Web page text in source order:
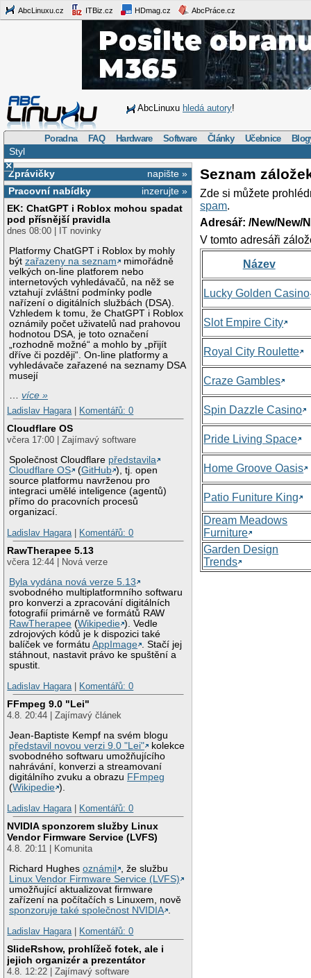
AbcLinuxu.cz ITBiz.cz HDmag.cz AbcPráce.cz
AbcLinuxu hledá autory!
Poradna FAQ Hardware Software Články Učebnice
Styl
×
napište »
Zprávičky
inzerujte »
Pracovní nabídky
EK: ChatGPT i Roblox mohou spadat
pod přísnější pravidla
dnes 08:00 | IT novinky
Platformy ChatGPT i Roblox by mohly
býtzařazeny na seznam
mimořádně
velkých on-line platforem nebo
internetových vyhledávačů, na něž se
vztahují zvláštní podmínky podle
nařízení o digitálních službách (DSA).
Vzhledem k tomu, že ChatGPT i Roblox
oznámily počet uživatelů nad prahovou
hodnotou DSA, je toto označení
„rozhodně možné“ a mohlo by „přijít
dříve či později“. On-line platformy a
vyhledávače zařazené na seznamy DSA
musejí
…více »
Ladislav Hagara
Komentářů: 0
Cloudflare OS
včera 17:00 | Zajímavý software
Společnost Cloudflare představila
Cloudflare OS
(GitHub ), tj. open
source platformu navrženou pro
integraci umělé inteligence (agentů)
přímo do pracovních procesů
organizací.
Ladislav Hagara
Komentářů: 0
RawTherapee 5.13
včera 12:44 | Nová verze
Byla vydána nová verze 5.13
svobodného multiplatformního softwaru
pro konverzi a zpracování digitálních
fotografií primárně ve formátů RAW
RawTherapee (Wikipedie ). Vedle
zdrojových kódů je k dispozici také
balíček ve formátuAppImage . Stačí jej
stáhnout, nastavit právo ke spuštění a
spustit.
Ladislav Hagara
Komentářů: 0
FFmpeg 9.0 "Lei"
4.8. 20:44 | Zajímavý článek
Jean-Baptiste Kempf na svém blogu
představil novou verzi 9.0 "Lei"
kolekce
svobodného softwaru umožňujícího
nahrávání, konverzi a streamovaní
digitálního zvuku a obrazu FFmpeg
(Wikipedie ).
Ladislav Hagara
Komentářů: 0
NVIDIA sponzorem služby Linux
Vendor Firmware Service (LVFS)
4.8. 20:11 | Komunita
Richard Hughesoznámil
, že službu
Linux Vendor Firmware Service (LVFS)
umožňující aktualizovat firmware
zařízení na počítačích s Linuxem, nově
sponzoruje také společnost NVIDIA .
Ladislav Hagara | Komentářů: 0
SlideRshow, prohlížeč fotek, ale i
jejich organizér a prezentátor
4.8. 12:22 | Zajímavý software
Seznam
Zde si můžete
spam.
Adresář: /New/New/
V tomto adresáři
Název
Lucky Golden Casino
Slot Empire City
Royal City Roulette
Craze Gambles
Spin Dazzle Casino
Pride Living Space
Home Groove Oasis
Patio Funiture King
Dream Meadows
Furniture
Garden Design
Trends